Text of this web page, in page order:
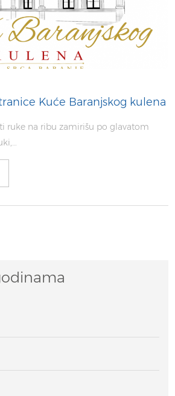
Kuće Baranjskog kulena
ruke na ribu zamirišu po glavatom